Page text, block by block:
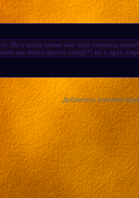
Но в конце аниме мне чесн хотелось
как звать) просто супер!!! ну и друг
Добавлять